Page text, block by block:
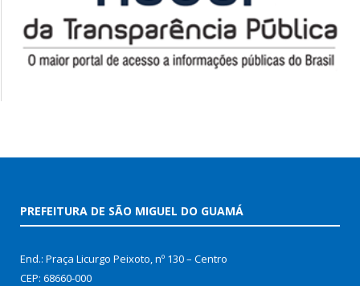
PREFEITURA DE SÃO MIGUEL DO GUAMÁ
End.: Praça Licurgo Peixoto, nº 130 – Centro
CEP: 68660-000